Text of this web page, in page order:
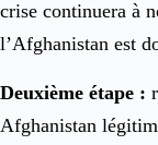
crise continuera à
l’Afghanistan est
Deuxième étape :
Afghanistan